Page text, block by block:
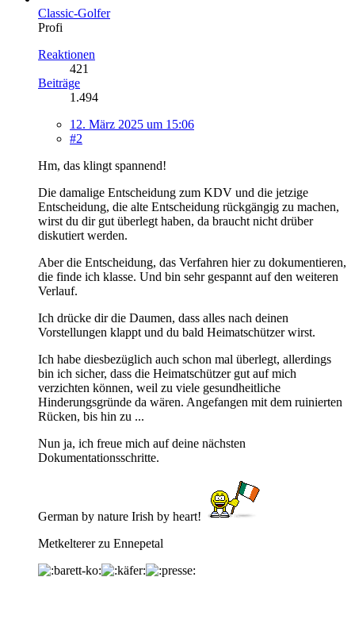
Classic-Golfer
Profi
Reaktionen
421
Beiträge
1.494
12. März 2025 um 15:06
#2
Hm, das klingt spannend!
Die damalige Entscheidung zum KDV und die jetzige
Entscheidung, die alte Entscheidung rückgängig zu machen,
wirst du dir gut überlegt haben, da braucht nicht drüber
diskutiert werden.
Aber die Entscheidung, das Verfahren hier zu dokumentieren,
die finde ich klasse. Und bin sehr gespannt auf den weiteren
Verlauf.
Ich drücke dir die Daumen, dass alles nach deinen
Vorstellungen klappt und du bald Heimatschützer wirst.
Ich habe diesbezüglich auch schon mal überlegt, allerdings
bin ich sicher, dass die Heimatschützer gut auf mich
verzichten können, weil zu viele gesundheitliche
Hinderungsgründe da wären. Angefangen mit dem ruinierten
Rücken, bis hin zu ...
Nun ja, ich freue mich auf deine nächsten
Dokumentationsschritte.
German by nature Irish by heart!
Metkelterer zu Ennepetal